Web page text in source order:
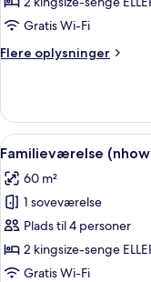
forbundne
(nhow
Gratis Wi-Fi
Flere oplysninger
Flere
-
forbundne
værelser
3AD+1CH)
Indlæs
alle
billeder
af
Familieværelse
(nhow
Adjoining
11
Familieværelse (nhow
60 m²
1 soveværelse
Plads til 4 personer
2 kingsize-senge
Gratis Wi-Fi